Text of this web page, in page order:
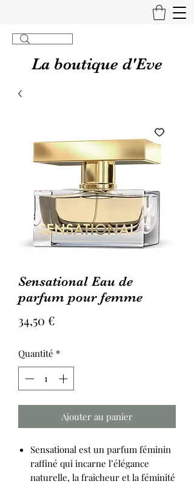
La boutique d'Eve
Sensational Eau de
parfum pour femme
34,50 €
Quantité *
Ajouter au panier
Sensational est un parfum féminin
raffiné qui incarne l’élégance
naturelle, la fraîcheur et la féminité